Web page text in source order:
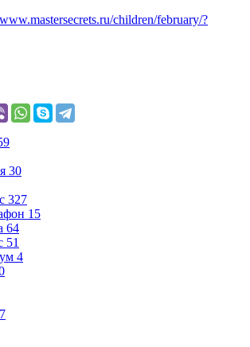
children/february/?
30
327
15
64
51
4